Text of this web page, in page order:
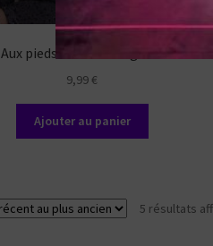
Aux pieds d’une belle garce
9,99€
Ajouter au panier
5 résultats